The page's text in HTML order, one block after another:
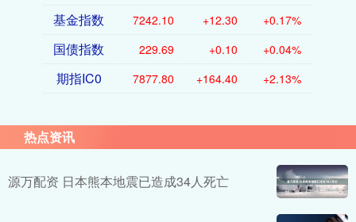
基金指数 7242.10 +12.30 +0.17%
国债指数 229.69 +0.10 +0.04%
期指IC0 7877.80 +164.40 +2.13%
热点资讯
源万配资 日本熊本地震已造成34人死亡